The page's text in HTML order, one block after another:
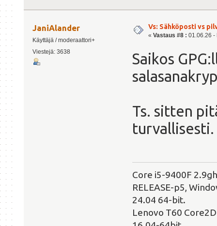
JaniAlander
Käyttäjä / moderaattori+
Viestejä: 3638
Vs: Sähköposti vs
« Vastaus #8 : 01.06.26 -
Saikos
Ts. sitten
turvallisesti.
Core i5-9400F
RELEASE-p5,
24.04 64-bit.
Lenovo T60